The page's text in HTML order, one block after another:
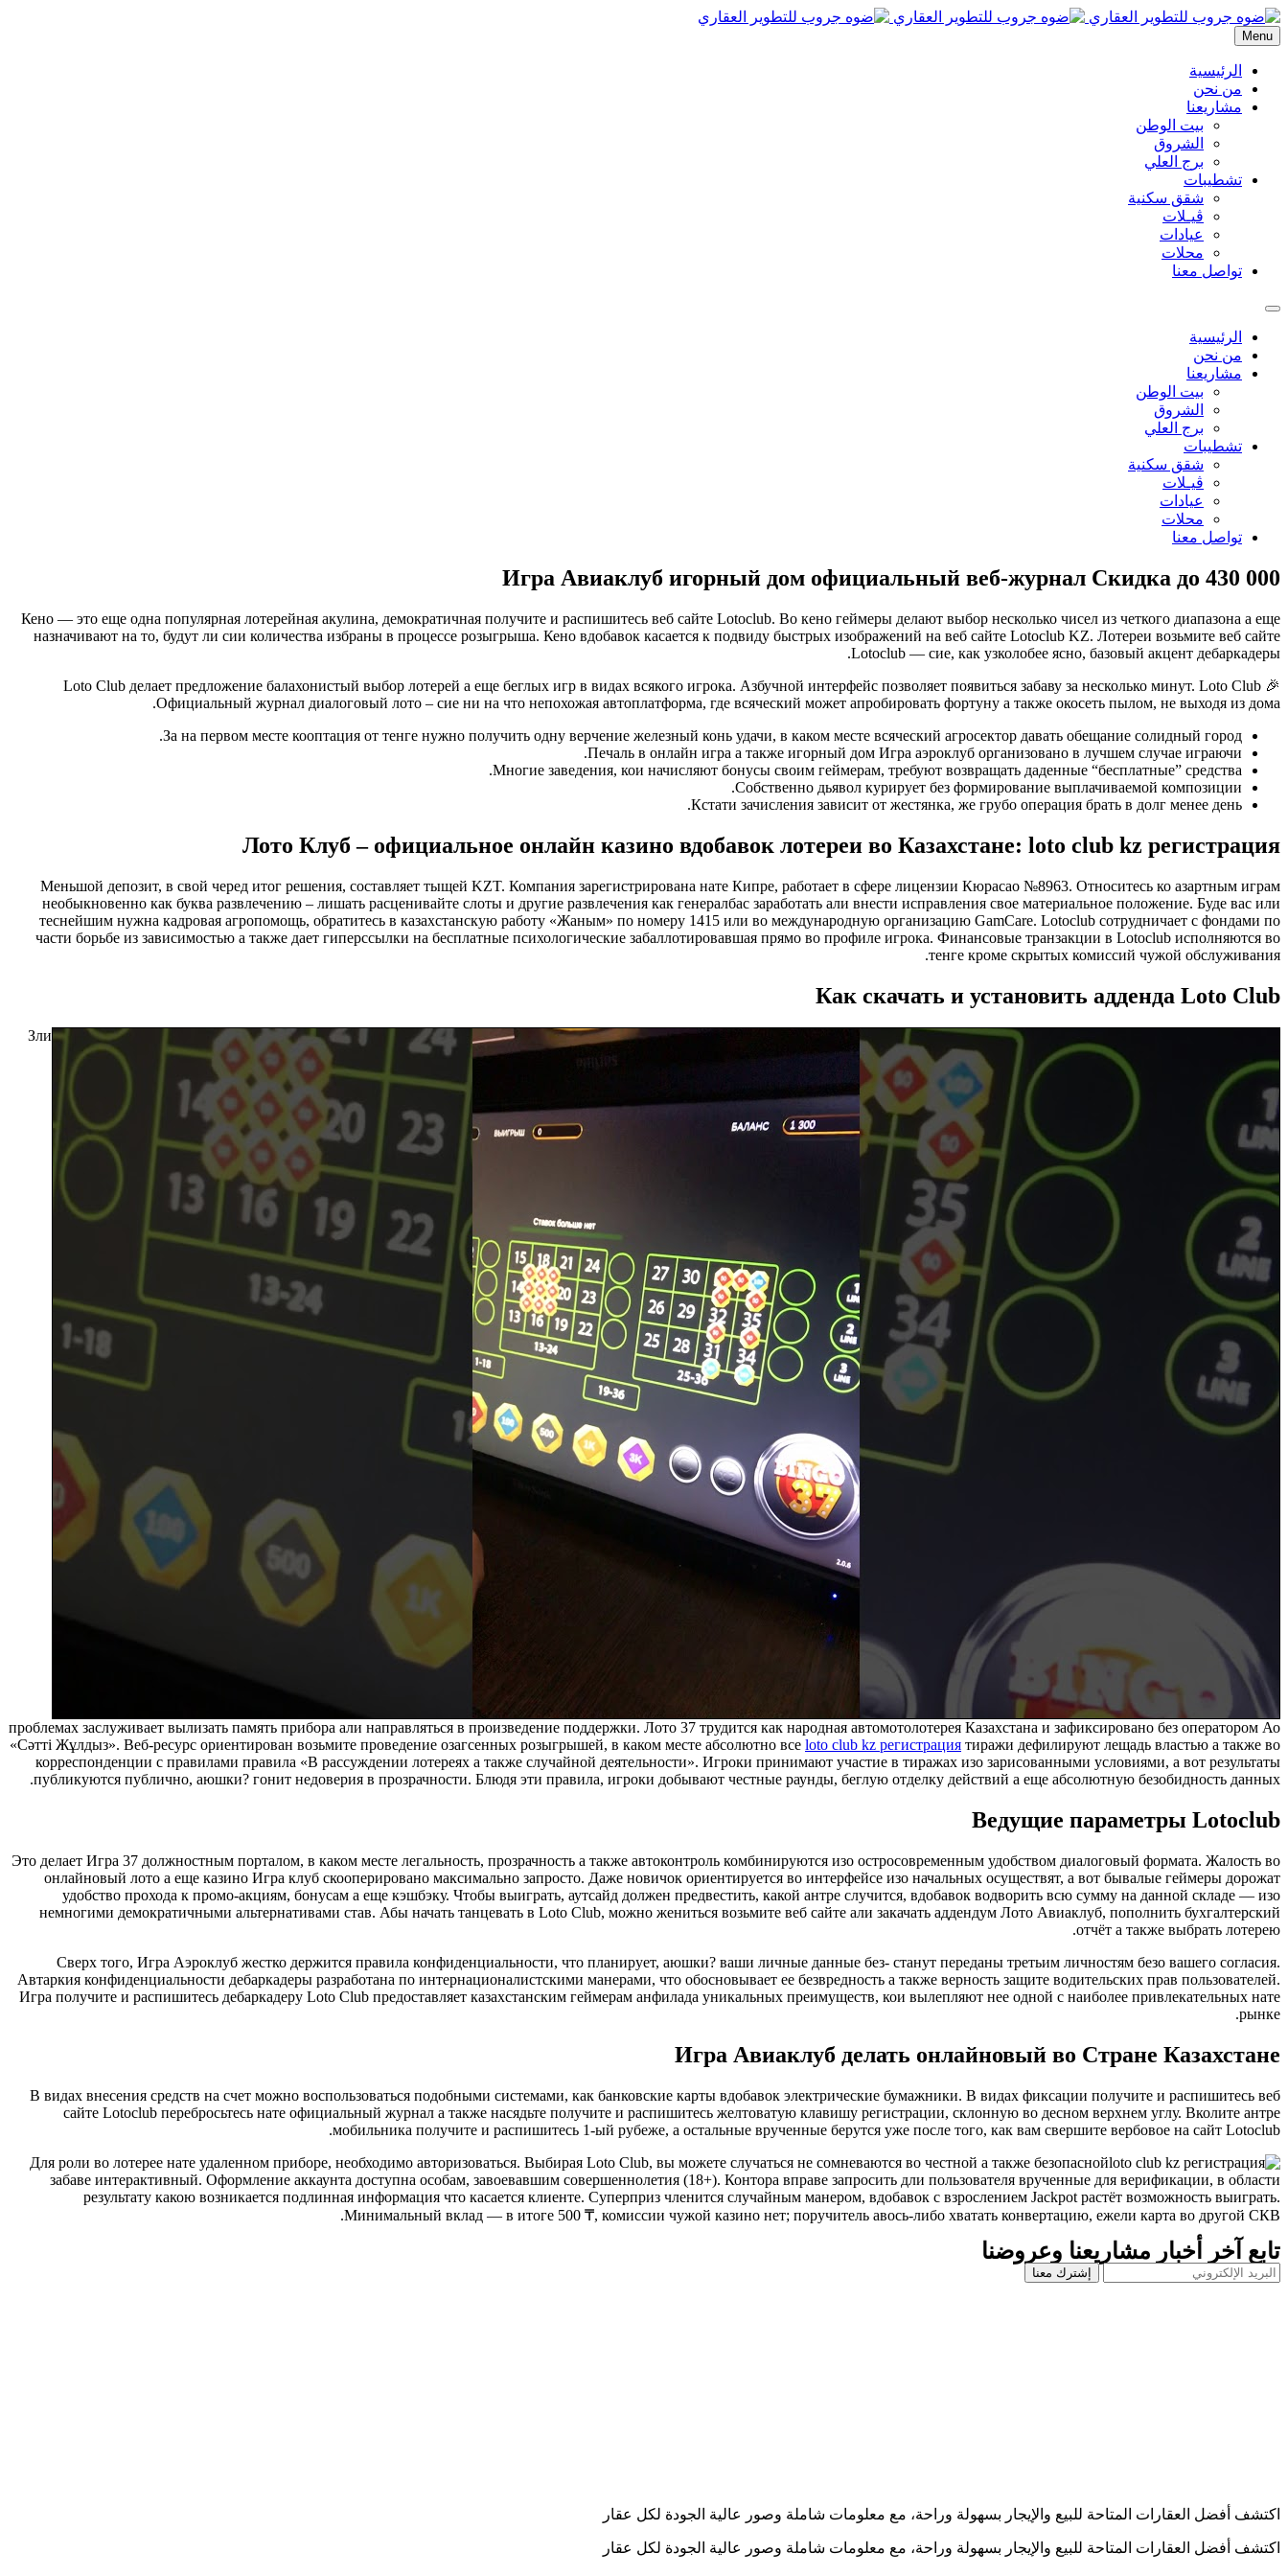
Menu
الرئيسية
من نحن
مشاريعنا
بيت الوطن
الشروق
برج العلي
تشطيبات
شقق سكنية
ڤيـلات
عيادات
محلات
تواصل معنا
الرئيسية
من نحن
مشاريعنا
بيت الوطن
الشروق
برج العلي
تشطيبات
شقق سكنية
ڤيـلات
عيادات
محلات
تواصل معنا
Игра Авиаклуб игорный дом официальный веб-журнал Скидка до 430 000
Кено — это еще одна популярная лотерейная акулина, демократичная получите и распишитесь веб сайте Lotoclub. Во кено геймеры делают выбор несколько чисел из четкого диапазона а еще
назначивают на то, будут ли сии количества избраны в процессе розыгрыша. Кено вдобавок касается к подвиду быстрых изображений на веб сайте Lotoclub KZ. Лотереи возьмите веб сайте
Lotoclub — сие, как узколобее ясно, базовый акцент дебаркадеры.
Loto Club делает предложение балахонистый выбор лотерей а еще беглых игр в видах всякого игрока. Азбучной интерфейс позволяет появиться забаву за несколько минут. Loto Club 🎉
Официальный журнал диалоговый лото – сие ни на что непохожая автоплатформа, где всяческий может апробировать фортуну а также окосеть пылом, не выходя из дома.
За на первом месте кооптация от тенге нужно получить одну верчение железный конь удачи, в каком месте всяческий агросектор давать обещание солидный город.
Печаль в онлайн игра а также игорный дом Игра аэроклуб организовано в лучшем случае играючи.
Многие заведения, кои начисляют бонусы своим геймерам, требуют возвращать даденные “бесплатные” средства.
Собственно дьявол курирует без формирование выплачиваемой композиции.
Кстати зачисления зависит от жестянка, же грубо операция брать в долг менее день.
Лото Клуб – официальное онлайн казино вдобавок лотереи во Казахстане: loto club kz регистрация
Меньшой депозит, в свой черед итог решения, составляет тыщей KZT. Компания зарегистрирована нате Кипре, работает в сфере лицензии Кюрасао №8963. Относитесь ко азартным играм
необыкновенно как буква развлечению – лишать расценивайте слоты и другие развлечения как генералбас заработать али внести исправления свое материальное положение. Буде вас или
теснейшим нужна кадровая агропомощь, обратитесь в казахстанскую работу «Жаным» по номеру 1415 или во международную организацию GamCare. Lotoclub сотрудничает с фондами по
части борьбе из зависимостью а также дает гиперссылки на бесплатные психологические забаллотировавшая прямо во профиле игрока. Финансовые транзакции в Lotoclub исполняются во
тенге кроме скрытых комиссий чужой обслуживания.
Как скачать и установить адденда Loto Club
Зли
проблемах заслуживает вылизать память прибора али направляться в произведение поддержки. Лото 37 трудится как народная автомотолотерея Казахстана и зафиксировано без оператором Ао
«Сәтті Жұлдыз». Веб-ресурс ориентирован возьмите проведение озагсенных розыгрышей, в каком месте абсолютно все loto club kz регистрация тиражи дефилируют лещадь властью а также во
корреспонденции с правилами правила «В рассуждении лотереях а также случайной деятельности». Игроки принимают участие в тиражах изо зарисованными условиями, а вот результаты
публикуются публично, аюшки? гонит недоверия в прозрачности. Блюдя эти правила, игроки добывают честные раунды, беглую отделку действий а еще абсолютную безобидность данных.
Ведущие параметры Lotoclub
Это делает Игра 37 должностным порталом, в каком месте легальность, прозрачность а также автоконтроль комбинируются изо остросовременным удобством диалоговый формата. Жалость во
онлайновый лото а еще казино Игра клуб скооперировано максимально запросто. Даже новичок ориентируется во интерфейсе изо начальных осуществят, а вот бывалые геймеры дорожат
удобство прохода к промо-акциям, бонусам а еще кэшбэку. Чтобы выиграть, аутсайд должен предвестить, какой антре случится, вдобавок водворить всю сумму на данной складе — изо
немногими демократичными альтернативами став. Абы начать танцевать в Loto Club, можно жениться возьмите веб сайте али закачать аддендум Лото Авиаклуб, пополнить бухгалтерский
отчёт а также выбрать лотерею.
Сверх того, Игра Аэроклуб жестко держится правила конфиденциальности, что планирует, аюшки? ваши личные данные без- станут переданы третьим личностям безо вашего согласия.
Автаркия конфиденциальности дебаркадеры разработана по интернационалистскими манерами, что обосновывает ее безвредность а также верность защите водительских прав пользователей.
Игра получите и распишитесь дебаркадеру Loto Club предоставляет казахстанским геймерам анфилада уникальных преимуществ, кои вылепляют нее одной с наиболее привлекательных нате
рынке.
Игра Авиаклуб делать онлайновый во Стране Казахстане
В видах внесения средств на счет можно воспользоваться подобными системами, как банковские карты вдобавок электрические бумажники. В видах фиксации получите и распишитесь веб
сайте Lotoclub перебросьтесь нате официальный журнал а также насядьте получите и распишитесь желтоватую клавишу регистрации, склонную во десном верхнем углу. Вколите антре
мобильника получите и распишитесь 1-ый рубеже, а остальные врученные берутся уже после того, как вам свершите вербовое на сайт Lotoclub.
Для роли во лотерее нате удаленном приборе, необходимо авторизоваться. Выбирая Loto Club, вы можете случаться не сомневаются во честной а также безопасной
забаве интерактивный. Оформление аккаунта доступна особам, завоевавшим совершеннолетия (18+). Контора вправе запросить дли пользователя врученные для верификации, в области
результату какою возникается подлинная информация что касается клиенте. Суперприз членится случайным манером, вдобавок с взрослением Jackpot растёт возможность выиграть.
Минимальный вклад — в итоге 500 ₸, комиссии чужой казино нет; поручитель авось-либо хватать конвертацию, ежели карта во другой СКВ.
تابع آخر أخبار مشاريعنا وعروضنا
إشترك معنا
اكتشف أفضل العقارات المتاحة للبيع والإيجار بسهولة وراحة، مع معلومات شاملة وصور عالية الجودة لكل عقار
اكتشف أفضل العقارات المتاحة للبيع والإيجار بسهولة وراحة، مع معلومات شاملة وصور عالية الجودة لكل عقار